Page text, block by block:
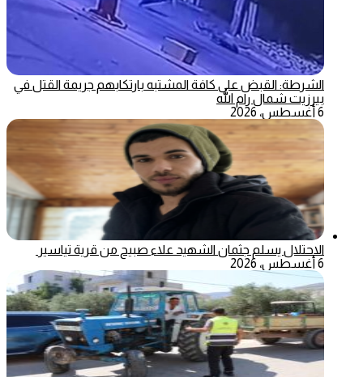
الشرطة: القبض على كافة المشتبه بارتكابهم جريمة القتل في
بيرزيت شمال رام الله
6 أغسطس، 2026
الاحتلال يسلم جثمان الشهيد علاء صبيح من قرية تياسير
6 أغسطس، 2026